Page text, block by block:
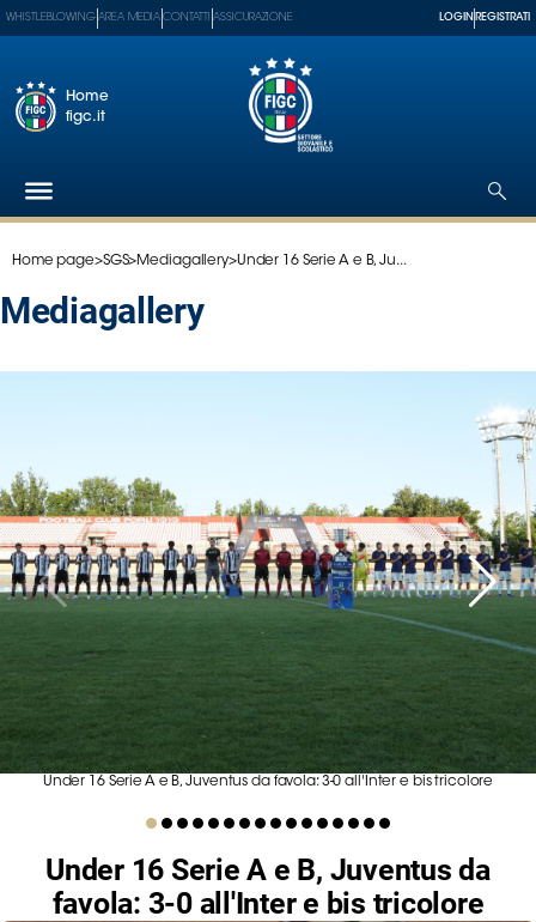
Federazione
Nazionali
Serie
A
Women
Serie
B
Femminile
Calcio
Shop
Assicurazione
WHISTLEBLOWING AREA MEDIA CONTATTI ASSICURAZIONE LOGIN REGISTRATI
Home
figc.it
Home page>SGS>Mediagallery>Under 16 Serie A e B, Ju...
mediagallery
Under 16 Serie A e B, Juventus da favola: 3-0 all'Inter e bis tricolore
Under 16 Serie A e B, Juventus da
favola: 3-0 all'Inter e bis tricolore